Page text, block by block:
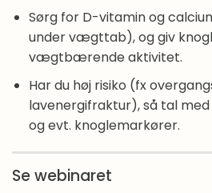
Sørg for D-vitamin og
under vægttab), og giv
vægtbærende aktivitet.
Har du høj risiko (fx
lavenergifraktur), så tal
og evt. knoglemarkører.
Se webinaret